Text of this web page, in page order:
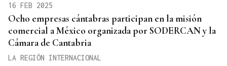
16 FEB 2025
Ocho empresas cántabras participan en la misión
comercial a México organizada por SODERCAN y la
Cámara de Cantabria
LA REGIÓN INTERNACIONAL